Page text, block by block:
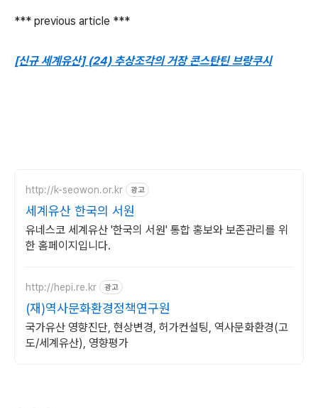
*** previous article ***
[신규 세계유산] (24) 추상조각의 거장 콘스탄틴 브랑쿠시
http://k-seowon.or.kr 광고
세계유산 한국의 서원
유네스코 세계유산 '한국의 서원' 통합 홍보와 보존관리를 위
한 홈페이지입니다.
http://hepi.re.kr 광고
(재)역사문화환경정책연구원
국가유산 영향진단, 현상변경, 허가컨설팅, 역사문화환경(고
도/세계유산), 영향평가